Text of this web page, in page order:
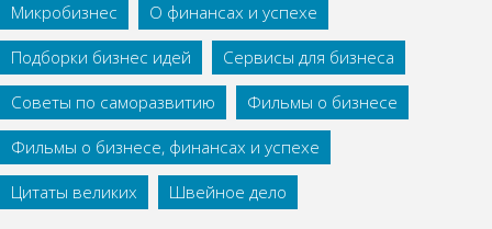
Микробизнес
О финансах и успехе
Подборки бизнес идей
Сервисы для бизнеса
Советы по саморазвитию
Фильмы о бизнесе
Фильмы о бизнесе, финансах и успехе
Цитаты великих
Швейное дело